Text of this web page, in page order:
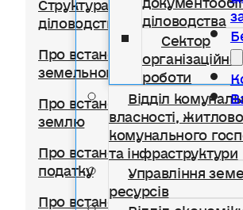
діловодства
Сектор
організаційної
роботи
Відділ
власності,
комунального
та інфраструктури
Управління
ресурсів
діловодства та
Про встановлення ставок та
земельного податку
Про встановлення ставок
землю
Про встановлення ставки
податку
Про встановлення